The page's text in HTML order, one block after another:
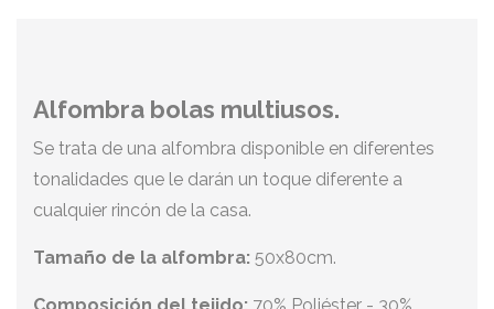
Alfombra bolas multiusos.
Se trata de una alfombra disponible en diferentes
tonalidades que le darán un toque diferente a
cualquier rincón de la casa.
Tamaño de la alfombra: 50x80cm.